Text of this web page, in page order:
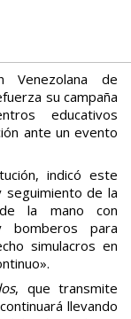
Venezolana de
su campaña
educativos
ante un evento
indicó este
seguimiento de la
de la mano con
bomberos para
simulacros en
, que transmite
llevando